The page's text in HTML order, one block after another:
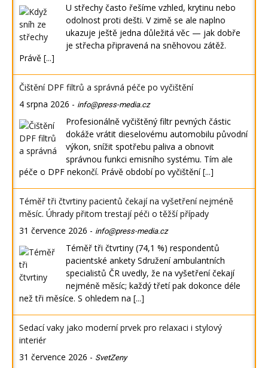
U střechy často řešíme vzhled, krytinu nebo
odolnost proti dešti. V zimě se ale naplno
ukazuje ještě jedna důležitá věc — jak dobře
je střecha připravená na sněhovou zátěž.
Právě [...]
Čištění DPF filtrů a správná péče po vyčištění
4 srpna 2026 - info@press-media.cz
Profesionálně vyčištěný filtr pevných částic
dokáže vrátit dieselovému automobilu původní
výkon, snížit spotřebu paliva a obnovit
správnou funkci emisního systému. Tím ale
péče o DPF nekončí. Právě období po vyčištění[...]
Téměř tři čtvrtiny pacientů čekají na vyšetření nejméně
měsíc. Úhrady přitom trestají péči o těžší případy
31 července 2026 - info@press-media.cz
Téměř tři čtvrtiny (74,1 %) respondentů
pacientské ankety Sdružení ambulantních
specialistů ČR uvedly, že na vyšetření čekají
nejméně měsíc; každý třetí pak dokonce déle
než tři měsíce. S ohledem na [...]
Sedací vaky jako moderní prvek pro relaxaci i stylový
interiér
31 července 2026 - SvetZeny